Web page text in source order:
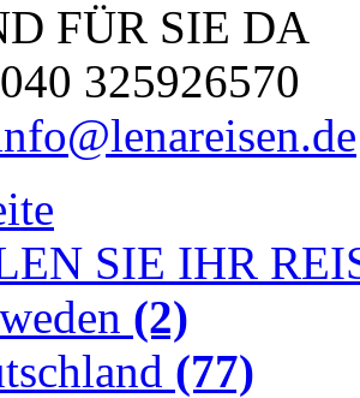
FÜR SIE DA
325926570
SIE IHR
(2)
(77)